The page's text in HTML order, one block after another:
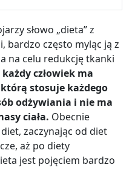
słowo „dieta” z
bardzo często myląc ją z
na celu redukcję tkanki
człowiek ma
stosuje każdego
odżywiania i nie ma
ciała. Obecnie
zaczynając od diet
aż po diety
jest pojęciem bardzo